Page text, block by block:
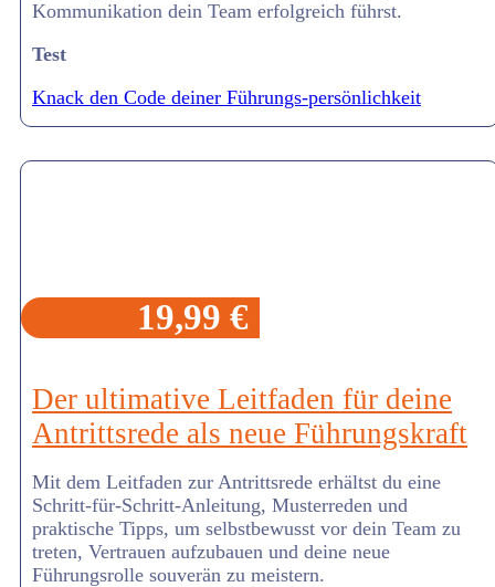
Kommunikation dein Team erfolgreich führst.
Test
Knack den Code deiner Führungs-persönlichkeit
19,99 €
Der ultimative Leitfaden für deine
Antrittsrede als neue Führungskraft
Mit dem Leitfaden zur Antrittsrede erhältst du eine
Schritt-für-Schritt-Anleitung, Musterreden und
praktische Tipps, um selbstbewusst vor dein Team zu
treten, Vertrauen aufzubauen und deine neue
Führungsrolle souverän zu meistern.